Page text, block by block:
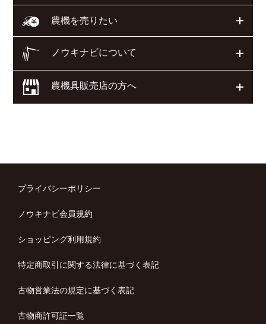
農機を売りたい
ノウキナビについて
農機具販売店の方へ
プライバシーポリシー
ノウキナビ会員規約
ショッピング利用規約
特定商取引に関する法律に基づく表記
古物営業法の規定に基づく表記
古物商許可証一覧